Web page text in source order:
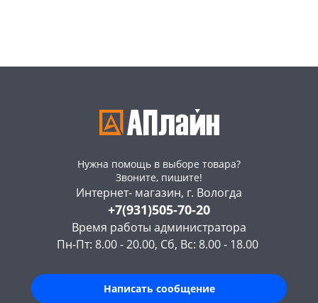
Нужна помощь в выборе товара?
Звоните, пишите!
Интернет- магазин, г. Вологда
+7(931)505-70-20
Время работы администратора
Пн-Пт: 8.00 - 20.00, Сб, Вс: 8.00 - 18.00
Написать сообщение